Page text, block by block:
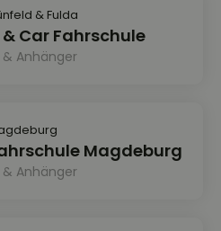
& Fulda
& Car Fahrschule
& Anhänger
Magdeburg
& Anhänger